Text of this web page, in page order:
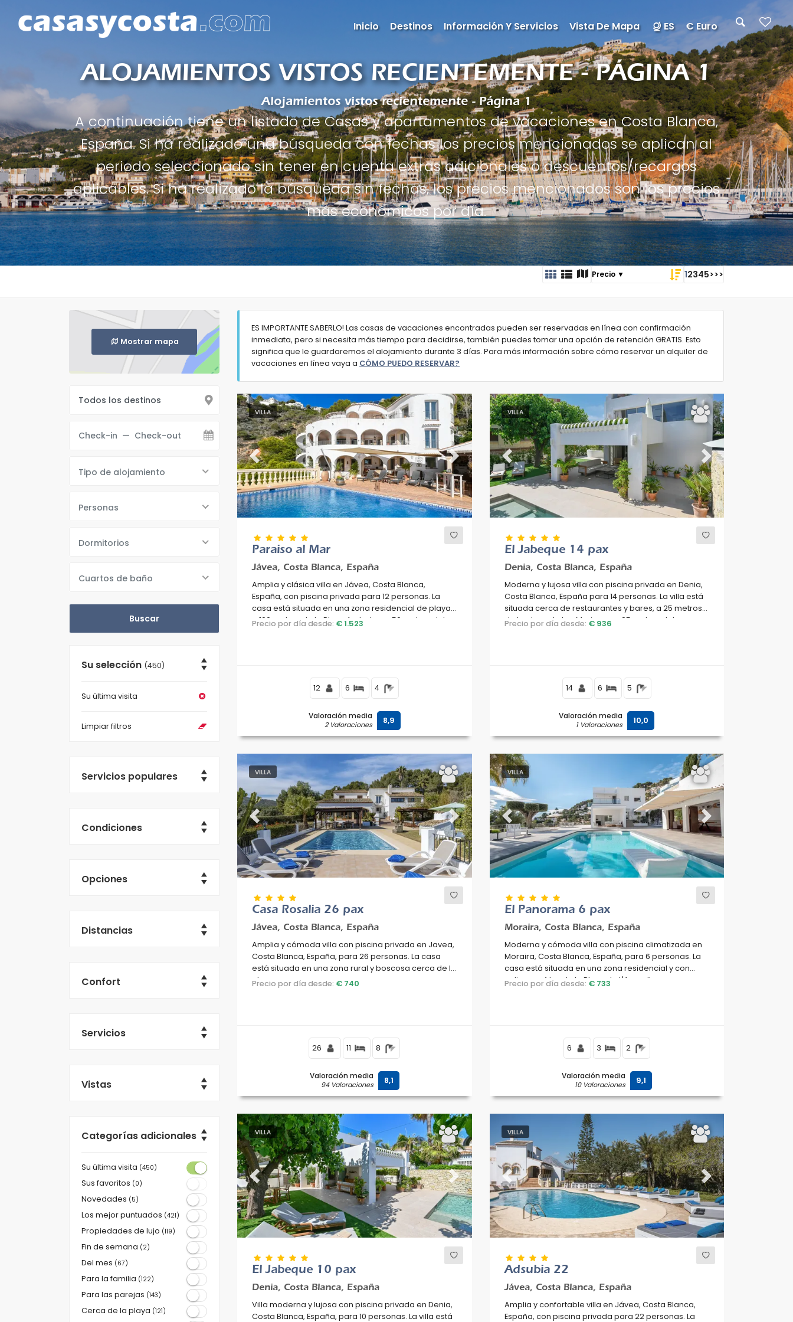
ALOJAMIENTOS VISTOS RECIENTEMENTE - PÁGINA 1
Alojamientos vistos recientemente - Página 1
A continuación tiene un listado de Casas y apartamentos de vacaciones en Costa Blanca,
España. Si ha realizado una búsqueda con fechas los precios mencionados se aplican al
periodo seleccionado sin tener en cuenta extras adicionales o descuentos/recargos
aplicables. Si ha realizado la búsqueda sin fechas, los precios mencionados son los precios
más económicos por día.
12345>>>
Mostrar mapa
Tipo de alojamiento
Personas
Dormitorios
Cuartos de baño
Su selección (450)
Su última visita
Limpiar filtros
Servicios populares
Condiciones
Opciones
Distancias
Confort
Servicios
Vistas
Categorías adicionales
Su última visita (450)
Sus favoritos (0)
Novedades (5)
Los mejor puntuados (421)
Propiedades de lujo (119)
Fin de semana (2)
Del mes (67)
Para la familia (122)
Para las parejas (143)
Cerca de la playa (121)
ES IMPORTANTE SABERLO! Las casas de vacaciones encontradas pueden ser reservadas en línea con confirmación
inmediata, pero si necesita más tiempo para decidirse, también puedes tomar una opción de retención GRATIS. Esto
significa que le guardaremos el alojamiento durante 3 días. Para más información sobre cómo reservar un alquiler de
vacaciones en línea vaya a CÓMO PUEDO RESERVAR?
VILLA
Previous Next
Paraiso al Mar
Jávea, Costa Blanca, España
Amplia y clásica villa en Jávea, Costa Blanca,
España, con piscina privada para 12 personas. La
casa está situada en una zona residencial de playa,
a 100 metros de la Playa Ambolo y a 50 metros del
Precio por día desde: € 1.523
12 6 4
Valoración media
2 Valoraciones 8,9
VILLA
Previous Next
El Jabeque 14 pax
Denia, Costa Blanca, España
Moderna y lujosa villa con piscina privada en Denia,
Costa Blanca, España para 14 personas. La villa está
situada cerca de restaurantes y bares, a 25 metros
de la playa de Les Marines y a 25 metros del
Precio por día desde: € 936
14 6 5
Valoración media
1 Valoraciones 10,0
VILLA
Previous Next
Casa Rosalia 26 pax
Jávea, Costa Blanca, España
Amplia y cómoda villa con piscina privada en Javea,
Costa Blanca, España, para 26 personas. La casa
está situada en una zona rural y boscosa cerca de la
playa.
Precio por día desde: € 740
26 11 8
Valoración media
94 Valoraciones 8,1
VILLA
Previous Next
El Panorama 6 pax
Moraira, Costa Blanca, España
Moderna y cómoda villa con piscina climatizada en
Moraira, Costa Blanca, España, para 6 personas. La
casa está situada en una zona residencial y con
colinas, a 4 km de la Playa de L'Ampolla.
Precio por día desde: € 733
6 3 2
Valoración media
10 Valoraciones 9,1
VILLA
Previous Next
El Jabeque 10 pax
Denia, Costa Blanca, España
Villa moderna y lujosa con piscina privada en Denia,
Costa Blanca, España, para 10 personas. La villa está
VILLA
Previous Next
Adsubia 22
Jávea, Costa Blanca, España
Amplia y confortable villa en Jávea, Costa Blanca,
España, con piscina privada para 22 personas. La
Inicio Destinos Información Y Servicios Vista De Mapa ES € Euro